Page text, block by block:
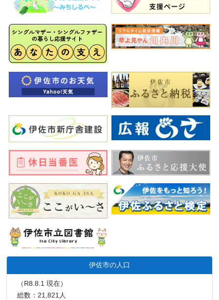
伊佐市の人口
（R8.8.1 現在）
総数：21,821人